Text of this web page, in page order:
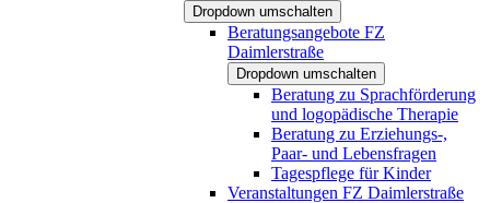
Dropdown umschalten
Beratungsangebote FZ
Daimlerstraße
Dropdown umschalten
Beratung zu Sprachförderung
und logopädische Therapie
Beratung zu Erziehungs-,
Paar- und Lebensfragen
Tagespflege für Kinder
Veranstaltungen FZ Daimlerstraße